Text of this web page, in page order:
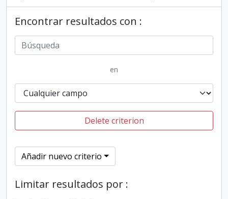
Encontrar resultados con :
en
Delete criterion
Añadir nuevo criterio
Limitar resultados por :